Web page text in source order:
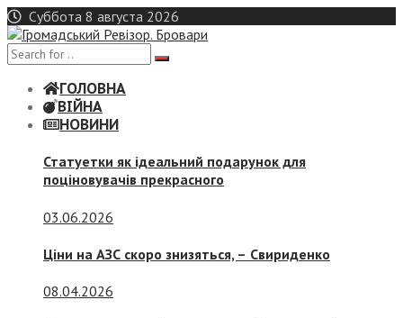
Skip
to
content
Суббота 8 августа 2026
ГОЛОВНА
ВІЙНА
НОВИНИ
Статуетки як ідеальний подарунок для
поціновувачів прекрасного
03.06.2026
Ціни на АЗС скоро знизяться, – Свириденко
08.04.2026